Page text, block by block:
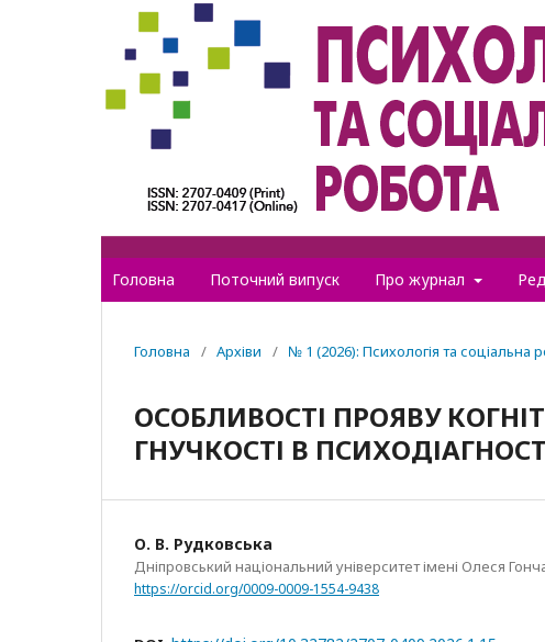
Головна Поточний випуск Про журнал
Головна / Архіви / № 1 (2026): Психологія та соціальна
ОСОБЛИВОСТІ ПРОЯВУ
ГНУЧКОСТІ В
О. В. Рудковська
Дніпровський національний університет імені Олеся
https://orcid.org/0009-0009-1554-9438